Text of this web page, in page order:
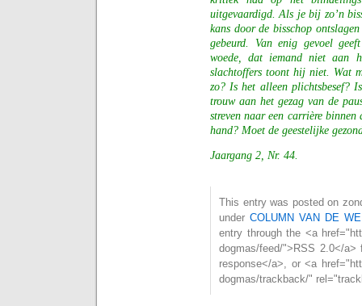
uitgevaardigd. Als je bij zo’n
kans door de bisschop
gebeurd. Van enig gevoel
woede, dat iemand niet aan
slachtoffers toont hij niet. Wat
zo? Is het alleen plichtsbesef?
trouw aan het gezag van de
streven naar een carrière
hand? Moet de geestelijke
Jaargang 2, Nr. 44.
This entry was posted on
under COLUMN VAN DE
entry through the <a
dogmas/feed/">RSS 2.0</
response</a>, or <a
dogmas/trackback/"